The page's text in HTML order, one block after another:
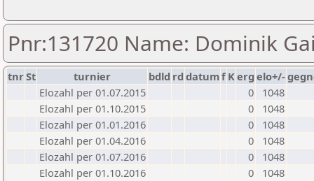
Pnr:131720 Name: Dominik
tnrSt turnier bdld rd datumf Kerg elo+/-
Elozahl per 01.07.2015
0
1048
Elozahl per 01.10.2015
0
1048
Elozahl per 01.01.2016
0
1048
Elozahl per 01.04.2016
0
1048
Elozahl per 01.07.2016
0
1048
Elozahl per 01.10.2016
0
1048